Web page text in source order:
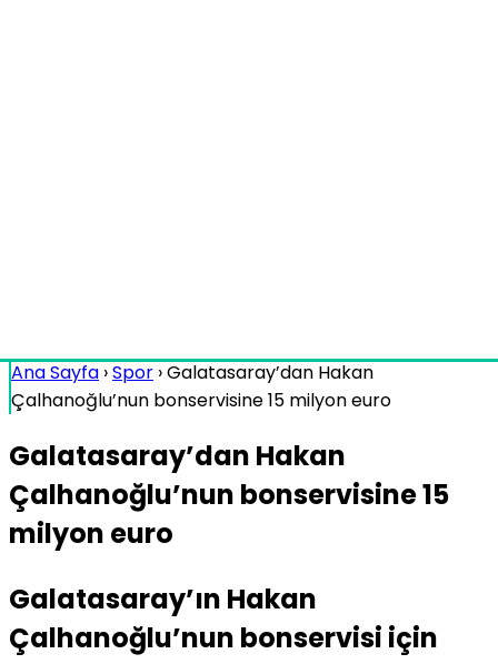
Ana Sayfa ›Spor ›Galatasaray’dan Hakan
Çalhanoğlu’nun bonservisine 15 milyon euro
Galatasaray’dan Hakan
Çalhanoğlu’nun bonservisine 15
milyon euro
Galatasaray’ın Hakan
Çalhanoğlu’nun bonservisi için